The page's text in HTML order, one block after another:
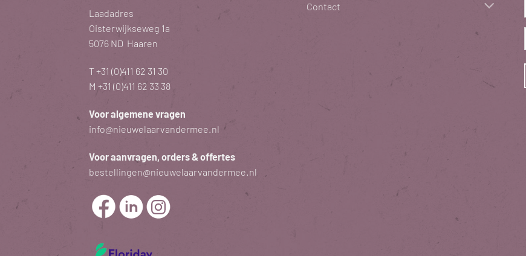
Laadadres
Oisterwijkseweg 1a
5076 ND Haaren
T+31 (0)411 62 31 30
M +31 (0)411 62 33 38
Voor algemene vragen
info@nieuwelaarvandermee.nl
Voor aanvragen, orders & offertes
bestellingen@nieuwelaarvandermee.nl
Contact